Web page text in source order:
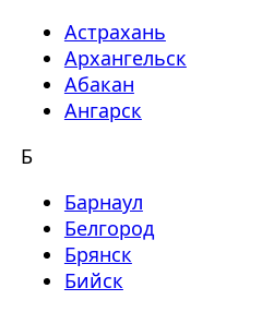
Астрахань
Архангельск
Абакан
Ангарск
Б
Барнаул
Белгород
Брянск
Бийск